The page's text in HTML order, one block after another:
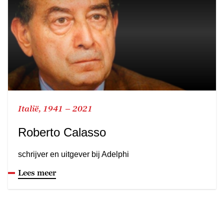
Italië, 1941 – 2021
Roberto Calasso
schrijver en uitgever bij Adelphi
Lees meer